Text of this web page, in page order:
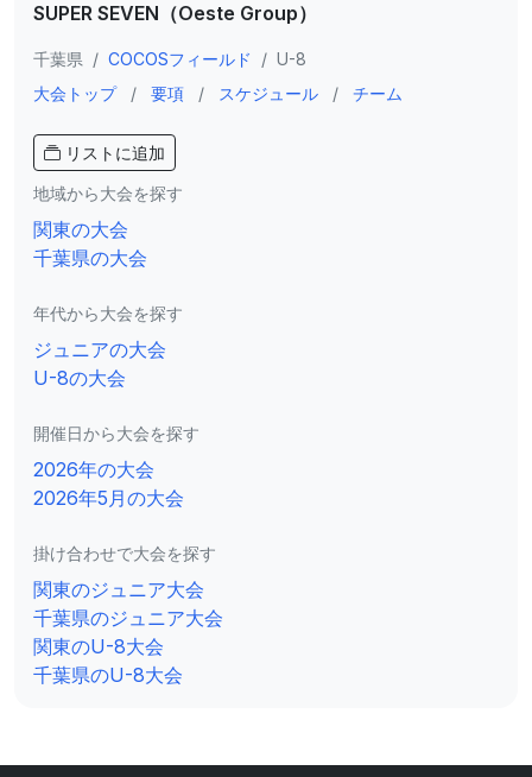
SUPER SEVEN（Oeste Group）
千葉県 / COCOSフィールド / U-8
大会トップ
/ 要項 / スケジュール / チーム
リストに追加
地域から大会を探す
関東の大会
千葉県の大会
年代から大会を探す
ジュニアの大会
U-8の大会
開催日から大会を探す
2026年の大会
2026年5月の大会
掛け合わせで大会を探す
関東のジュニア大会
千葉県のジュニア大会
関東のU-8大会
千葉県のU-8大会